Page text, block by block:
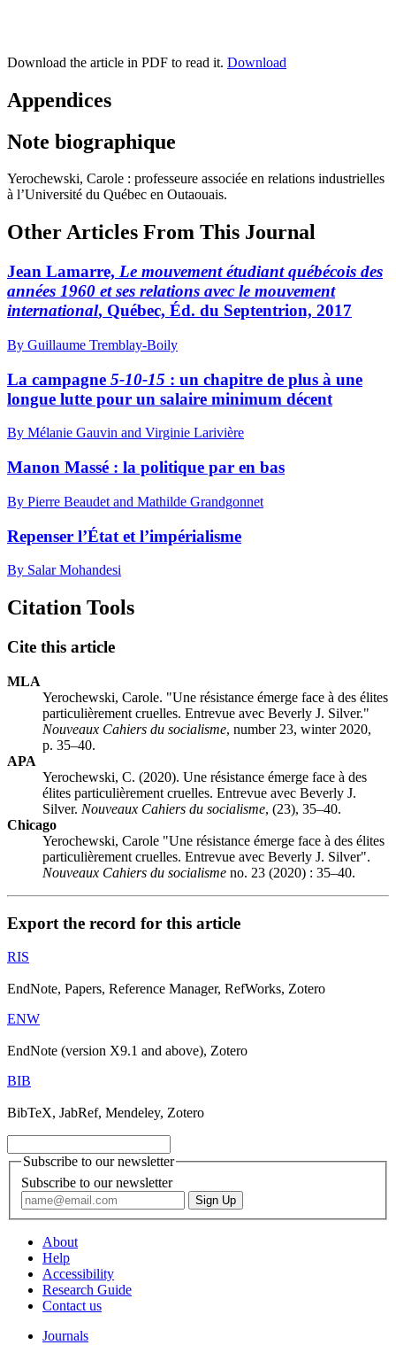
Download the article in PDF to read it. Download
Appendices
Note biographique
Yerochewski, Carole : professeure associée en relations industrielles
à l’Université du Québec en Outaouais.
Other Articles From This Journal
Jean Lamarre, Le mouvement étudiant québécois des
années 1960 et ses relations avec le mouvement
international, Québec, Éd. du Septentrion, 2017
By Guillaume Tremblay-Boily
La campagne 5-10-15 : un chapitre de plus à une
longue lutte pour un salaire minimum décent
By Mélanie Gauvin and Virginie Larivière
Manon Massé : la politique par en bas
By Pierre Beaudet and Mathilde Grandgonnet
Repenser l’État et l’impérialisme
By Salar Mohandesi
Citation Tools
Cite this article
MLA
Yerochewski, Carole. "Une résistance émerge face à des élites
particulièrement cruelles. Entrevue avec Beverly J. Silver."
Nouveaux Cahiers du socialisme, number 23, winter 2020,
p. 35–40.
APA
Yerochewski, C. (2020). Une résistance émerge face à des
élites particulièrement cruelles. Entrevue avec Beverly J.
Silver. Nouveaux Cahiers du socialisme, (23), 35–40.
Chicago
Yerochewski, Carole "Une résistance émerge face à des élites
particulièrement cruelles. Entrevue avec Beverly J. Silver".
Nouveaux Cahiers du socialisme no. 23 (2020) : 35–40.
Export the record for this article
RIS
EndNote, Papers, Reference Manager, RefWorks, Zotero
ENW
EndNote (version X9.1 and above), Zotero
BIB
BibTeX, JabRef, Mendeley, Zotero
Subscribe to our newsletter
Subscribe to our newsletter
About
Help
Accessibility
Research Guide
Contact us
Journals